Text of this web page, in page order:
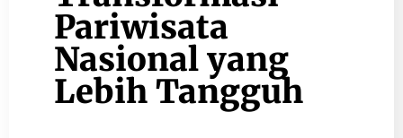
Pariwisata
Nasional yang
Lebih Tangguh